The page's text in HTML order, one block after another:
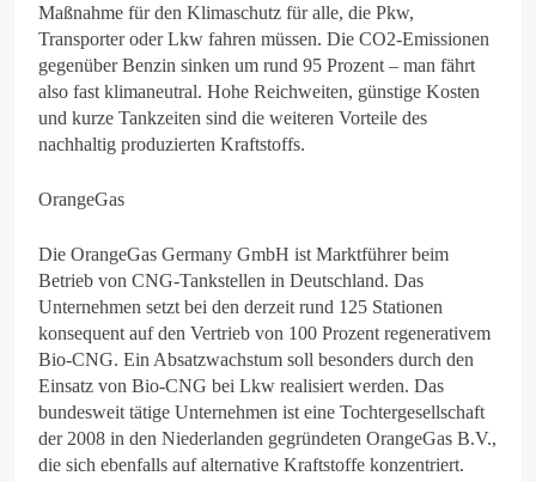
Maßnahme für den Klimaschutz für alle, die Pkw,
Transporter oder Lkw fahren müssen. Die CO2-Emissionen
gegenüber Benzin sinken um rund 95 Prozent – man fährt
also fast klimaneutral. Hohe Reichweiten, günstige Kosten
und kurze Tankzeiten sind die weiteren Vorteile des
nachhaltig produzierten Kraftstoffs.
OrangeGas
Die OrangeGas Germany GmbH ist Marktführer beim
Betrieb von CNG-Tankstellen in Deutschland. Das
Unternehmen setzt bei den derzeit rund 125 Stationen
konsequent auf den Vertrieb von 100 Prozent regenerativem
Bio-CNG. Ein Absatzwachstum soll besonders durch den
Einsatz von Bio-CNG bei Lkw realisiert werden. Das
bundesweit tätige Unternehmen ist eine Tochtergesellschaft
der 2008 in den Niederlanden gegründeten OrangeGas B.V.,
die sich ebenfalls auf alternative Kraftstoffe konzentriert.